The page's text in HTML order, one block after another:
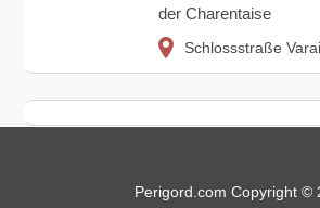
der Charentaise
Schlossstraße
Perigord.com Copyright ©